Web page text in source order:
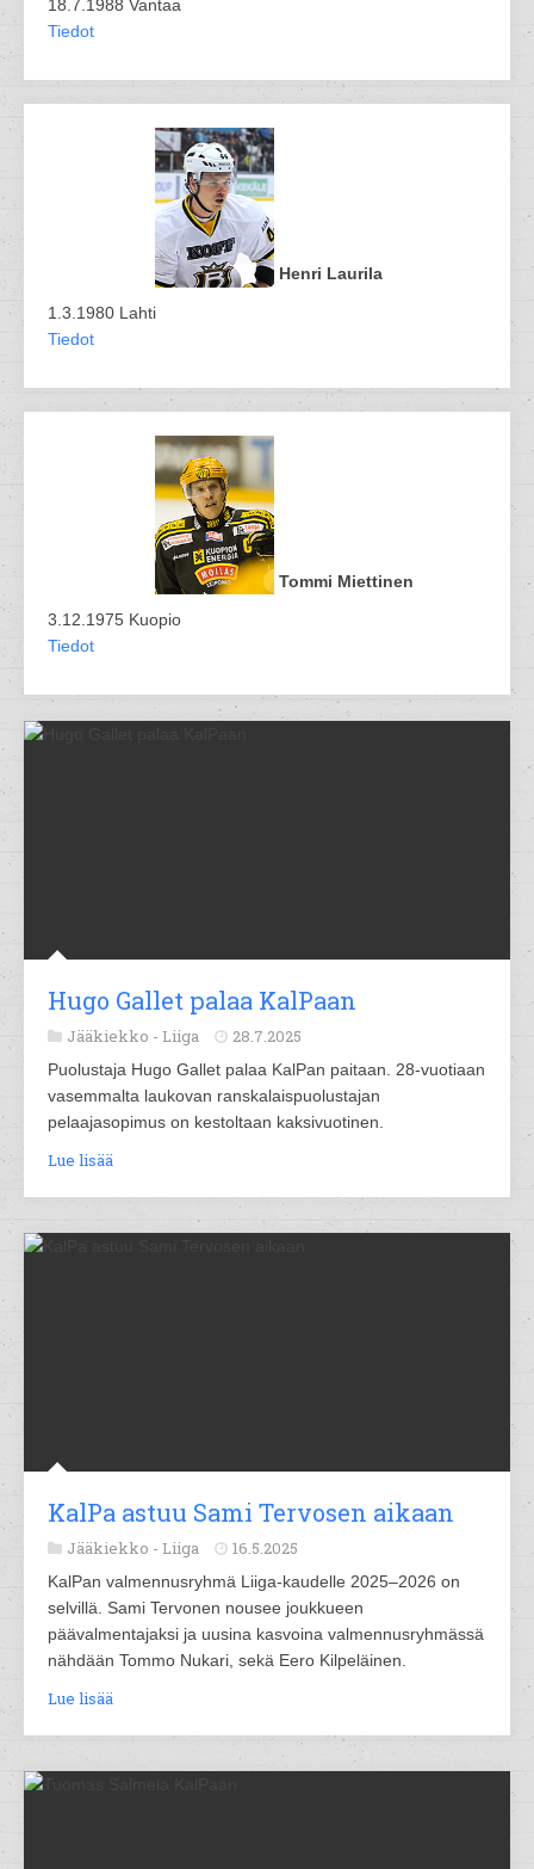
18.7.1988 Vantaa
Tiedot
Henri Laurila
1.3.1980 Lahti
Tiedot
Tommi Miettinen
3.12.1975 Kuopio
Tiedot
Hugo Gallet palaa KalPaan
Jääkiekko - Liiga 28.7.2025
Puolustaja Hugo Gallet palaa KalPan paitaan. 28-vuotiaan
vasemmalta laukovan ranskalaispuolustajan
pelaajasopimus on kestoltaan kaksivuotinen.
Lue lisää
KalPa astuu Sami Tervosen aikaan
Jääkiekko - Liiga 16.5.2025
KalPan valmennusryhmä Liiga-kaudelle 2025–2026 on
selvillä. Sami Tervonen nousee joukkueen
päävalmentajaksi ja uusina kasvoina valmennusryhmässä
nähdään Tommo Nukari, sekä Eero Kilpeläinen.
Lue lisää